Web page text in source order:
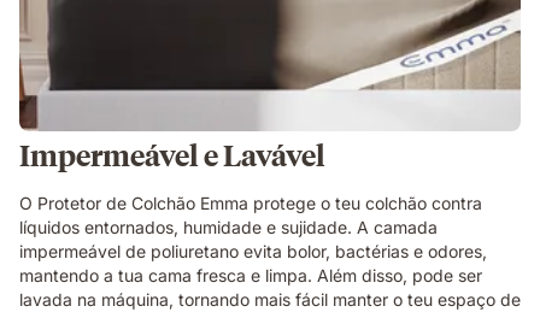
Impermeável e Lavável
O Protetor de Colchão Emma protege o teu colchão contra
líquidos entornados, humidade e sujidade. A camada
impermeável de poliuretano evita bolor, bactérias e odores,
mantendo a tua cama fresca e limpa. Além disso, pode ser
lavada na máquina, tornando mais fácil manter o teu espaço de